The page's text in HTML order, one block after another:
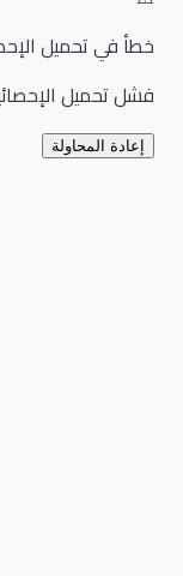
خطأ في تحميل
فشل تحميل
إعادة المحاولة